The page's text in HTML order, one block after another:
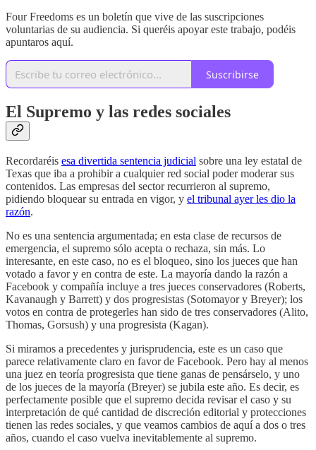
Four Freedoms es un boletín que vive de las suscripciones
voluntarias de su audiencia. Si queréis apoyar este trabajo, podéis
apuntaros aquí.
Suscribirse
El Supremo y las redes sociales
Recordaréis esa divertida sentencia judicial sobre una ley estatal de
Texas que iba a prohibir a cualquier red social poder moderar sus
contenidos. Las empresas del sector recurrieron al supremo,
pidiendo bloquear su entrada en vigor, y el tribunal ayer les dio la
razón.
No es una sentencia argumentada; en esta clase de recursos de
emergencia, el supremo sólo acepta o rechaza, sin más. Lo
interesante, en este caso, no es el bloqueo, sino los jueces que han
votado a favor y en contra de este. La mayoría dando la razón a
Facebook y compañía incluye a tres jueces conservadores (Roberts,
Kavanaugh y Barrett) y dos progresistas (Sotomayor y Breyer); los
votos en contra de protegerles han sido de tres conservadores (Alito,
Thomas, Gorsush) y una progresista (Kagan).
Si miramos a precedentes y jurisprudencia, este es un caso que
parece relativamente claro en favor de Facebook. Pero hay al menos
una juez en teoría progresista que tiene ganas de pensárselo, y uno
de los jueces de la mayoría (Breyer) se jubila este año. Es decir, es
perfectamente posible que el supremo decida revisar el caso y su
interpretación de qué cantidad de discreción editorial y protecciones
tienen las redes sociales, y que veamos cambios de aquí a dos o tres
años, cuando el caso vuelva inevitablemente al supremo.